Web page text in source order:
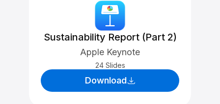
Sustainability Report (Part 2)
Apple Keynote
24 Slides
Download